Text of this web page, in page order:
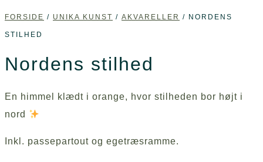
FORSIDE / UNIKA KUNST / AKVARELLER / NORDENS
STILHED
Nordens stilhed
En himmel klædt i orange, hvor stilheden bor højt i
nord
Inkl. passepartout og egetræsramme.